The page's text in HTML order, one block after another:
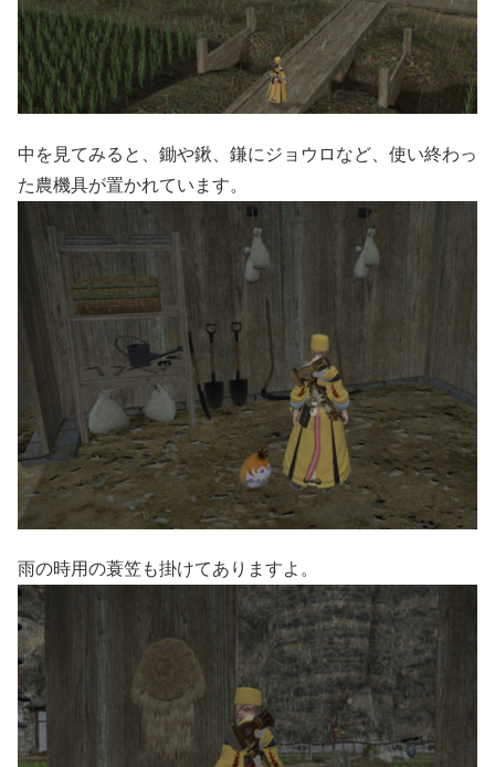
中を見てみると、鋤や鍬、鎌にジョウロなど、使い終わっ
た農機具が置かれています。
雨の時用の蓑笠も掛けてありますよ。